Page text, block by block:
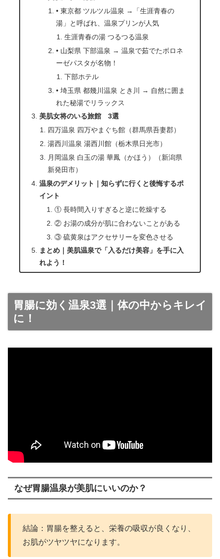
• 東京都 ツルツル温泉 →「生涯青春の
湯」と呼ばれ、温泉プリンが人気
生涯青春の湯 つるつる温泉
• 山梨県 下部温泉 → 温泉で茹でたボロネ
ーゼパスタが名物！
下部ホテル
• 埼玉県 都幾川温泉 とき川 → 自然に囲ま
れた秘湯でリラックス
美肌女将のいる旅館 3選
四万温泉 四万やまぐち館（群馬県吾妻郡）
湯西川温泉 湯西川館（栃木県日光市）
月岡温泉 白玉の湯 華鳳（かほう）（新潟県
新発田市）
温泉のデメリット｜知らずに行くと後悔するポ
イント
① 長時間入りすぎると逆に乾燥する
② お湯の成分が肌に合わないことがある
③ 硫黄泉はアクセサリーを変色させる
まとめ｜美肌温泉で「入るだけ美容」を手に入
れよう！
胃腸に効く温泉3選｜体の中からキレイ
に！
なぜ胃腸温泉が美肌にいいのか？
結論：胃腸を整えると、栄養の吸収が良くなり、
お肌がツヤツヤになります。